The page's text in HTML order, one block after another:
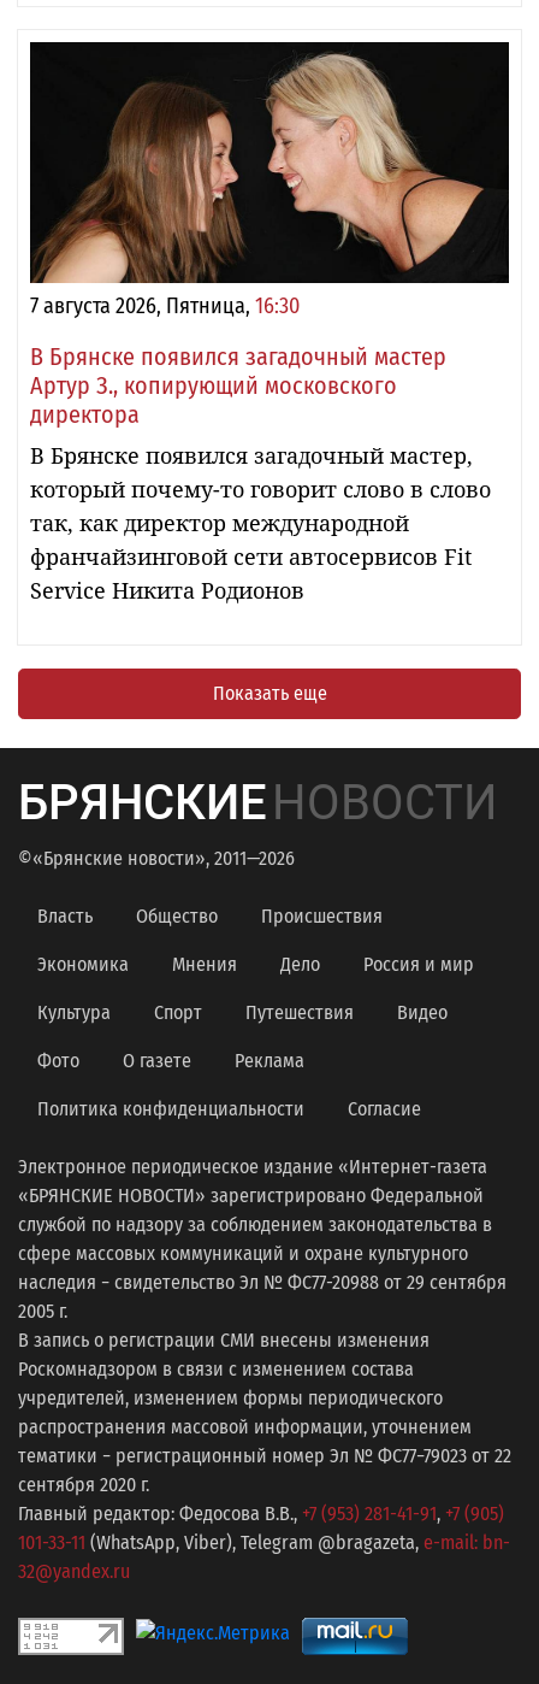
7 августа 2026, Пятница, 16:30
В Брянске появился загадочный мастер
Артур З., копирующий московского
директора
В Брянске появился загадочный мастер,
который почему-то говорит слово в слово
так, как директор международной
франчайзинговой сети автосервисов Fit
Service Никита Родионов
Показать еще
БРЯНСКИЕНОВОСТИ
©«Брянские новости», 2011—2026
Власть Общество Происшествия
Экономика Мнения Дело Россия и мир
Культура Спорт Путешествия Видео
Фото О газете Реклама
Политика конфиденциальности Согласие
Электронное периодическое издание «Интернет-газета
«БРЯНСКИЕ НОВОСТИ» зарегистрировано Федеральной
службой по надзору за соблюдением законодательства в
сфере массовых коммуникаций и охране культурного
наследия − свидетельство Эл № ФС77-20988 от 29 сентября
2005 г.
В запись о регистрации СМИ внесены изменения
Роскомнадзором в связи с изменением состава
учредителей, изменением формы периодического
распространения массовой информации, уточнением
тематики − регистрационный номер Эл № ФС77−79023 от 22
сентября 2020 г.
Главный редактор: Федосова В.В., +7 (953) 281-41-91, +7 (905)
101-33-11 (WhatsApp, Viber), Telegram @bragazeta, e-mail: bn-
32@yandex.ru